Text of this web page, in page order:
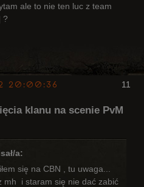
ale to nie ten luc z team
?
11
20:00:36
klanu na scenie PvM
a:
się na CBN , tu uwaga...
mh i staram się nie dać zabić